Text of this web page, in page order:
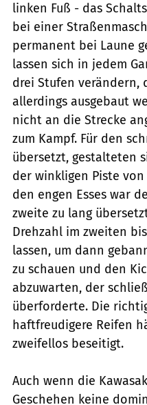
linken Fuß - das
bei einer
permanent bei Laune
lassen sich in jedem
drei Stufen verändern,
allerdings ausgebaut
nicht an die Strecke
zum Kampf. Für den
übersetzt, gestalteten
der winkligen Piste
den engen Esses war
zweite zu lang
Drehzahl im zweiten
lassen, um dann
zu schauen und den
abzuwarten, der
überforderte. Die
haftfreudigere Reifen
zweifellos beseitigt.
Auch wenn die
Geschehen keine